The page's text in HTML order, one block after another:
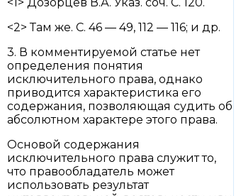
<2> Там же. С. 46 — 49, 112 — 116; и др.
3. В комментируемой статье нет
определения понятия
исключительного права, однако
приводится характеристика его
содержания, позволяющая судить об
абсолютном характере этого права.
Основой содержания
исключительного права служит то,
что правообладатель может
использовать результат